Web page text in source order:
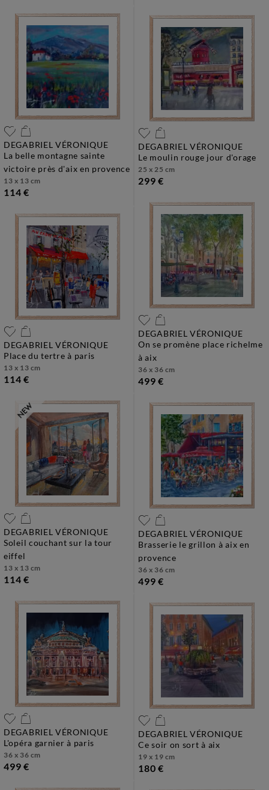
DEGABRIEL VÉRONIQUE
la belle montagne sainte
victoire près d'aix en provence
13 x 13 cm
114 €
DEGABRIEL VÉRONIQUE
le moulin rouge jour d'orage
25 x 25 cm
299 €
DEGABRIEL VÉRONIQUE
place du tertre à paris
13 x 13 cm
114 €
DEGABRIEL VÉRONIQUE
on se promène place richelme
à aix
36 x 36 cm
499 €
DEGABRIEL VÉRONIQUE
soleil couchant sur la tour
eiffel
13 x 13 cm
114 €
DEGABRIEL VÉRONIQUE
brasserie le grillon à aix en
provence
36 x 36 cm
499 €
DEGABRIEL VÉRONIQUE
l'opéra garnier à paris
36 x 36 cm
499 €
DEGABRIEL VÉRONIQUE
ce soir on sort à aix
19 x 19 cm
180 €